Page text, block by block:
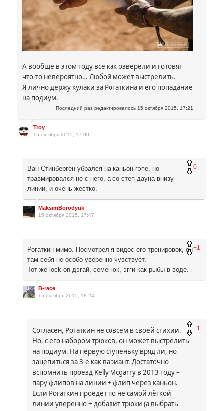
А вообще в этом году все как озверели и готовят
что-то невероятно… Любой может выстрелить.
Я лично держу кулаки за Рогаткина и его попадание
на подиум.
Последний раз редактировалось 15 октября 2015, 17:21
Troy
15 октября 2015, 17:00
0
Ван Стинберген убрался на каньон гэпе, но
травмировался не с него, а со степ-дауна внизу
линии, и очень жестко.
MaksimBorodyuk
15 октября 2015, 17:47
+1
Рогаткин мимо. Посмотрел я видос его тренировок, он
там себя не особо уверенно чувствует.
Тот же lock-on дэгай, семенюк, эгги как рыбы в воде.
B-race
15 октября 2015, 18:24
+1
Согласен, Рогаткин не совсем в своей стихии.
Но, с его набором трюков, он может выстрелить
на подиум. На первую ступеньку вряд ли, но
зацепиться за 3-е как вариант. Достаточно
вспомнить проезд Kelly Mcgarry в 2013 году –
пару флипов на линии + флип через каньон.
Если Рогаткин проедет по не самой лёгкой
линии уверенно + добавит трюки (а выбрать